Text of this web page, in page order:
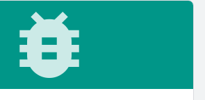
bug_report